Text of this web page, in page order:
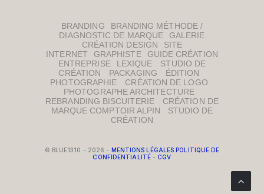
BRANDING
BRANDING MÉTHODE /
DIAGNOSTIC DE MARQUE
GALERIE
CRÉATION DESIGN
SITE
INTERNET
GRAPHISTE
GUIDE CRÉATION
ENTREPRISE
LEXIQUE
STUDIO DE
CRÉATION
PACKAGING
ÉDITION
PHOTOGRAPHIE
CRÉATION DE LOGO
PHOTOGRAPHE ARCHITECTURE
REBRANDING BISCUITERIE
CRÉATION DE
MARQUE COMPTOIR ALPIN STUDIO DE
CRÉATION
© BLUE1310 - 2026 - MENTIONS LÉGALES POLITIQUE DE
CONFIDENTIALITÉ- CGV